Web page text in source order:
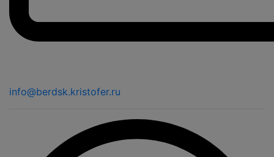
info@berdsk.kristofer.ru